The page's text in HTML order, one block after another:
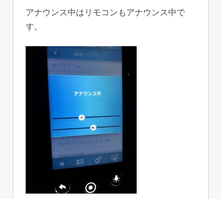
アナウンス中はリモコンもアナウンス中で
す。